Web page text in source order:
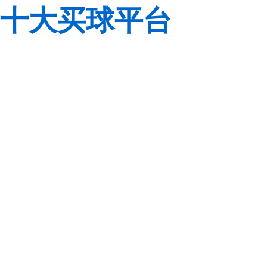
十大买球平台